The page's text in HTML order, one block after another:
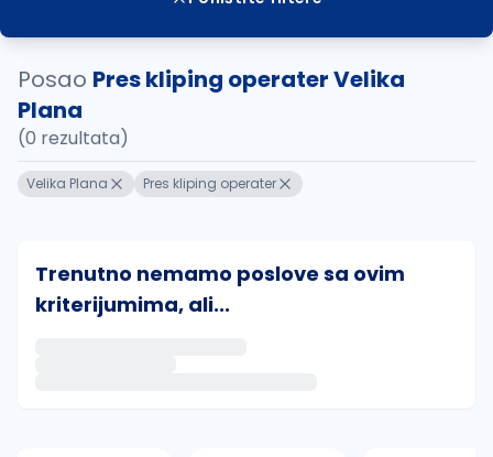
Posao Pres kliping operater Velika
Plana
(0 rezultata)
Velika Plana Pres kliping operater
Trenutno nemamo poslove sa ovim
kriterijumima, ali...